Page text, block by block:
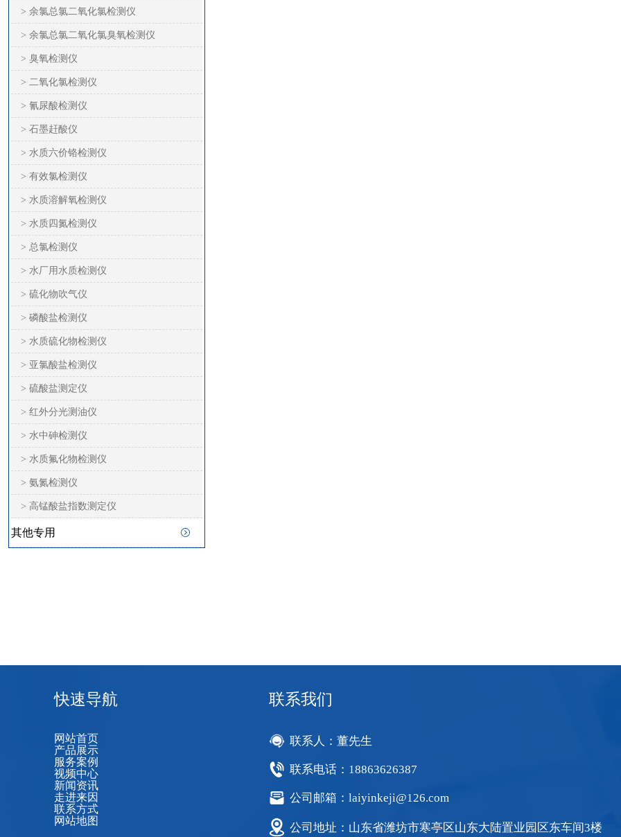
> 余氯总氯二氧化氯检测仪
> 余氯总氯二氧化氯臭氧检测仪
> 臭氧检测仪
> 二氧化氯检测仪
> 氰尿酸检测仪
> 石墨赶酸仪
> 水质六价铬检测仪
> 有效氯检测仪
> 水质溶解氧检测仪
> 水质四氮检测仪
> 总氯检测仪
> 水厂用水质检测仪
> 硫化物吹气仪
> 磷酸盐检测仪
> 水质硫化物检测仪
> 亚氯酸盐检测仪
> 硫酸盐测定仪
> 红外分光测油仪
> 水中砷检测仪
> 水质氟化物检测仪
> 氨氮检测仪
> 高锰酸盐指数测定仪
其他专用
快速导航
网站首页
产品展示
服务案例
视频中心
新闻资讯
走进来因
联系方式
网站地图
联系我们
联系人：董先生
联系电话：18863626387
公司邮箱：laiyinkeji@126.com
公司地址：山东省潍坊市寒亭区山东大陆置业园区东车间3楼